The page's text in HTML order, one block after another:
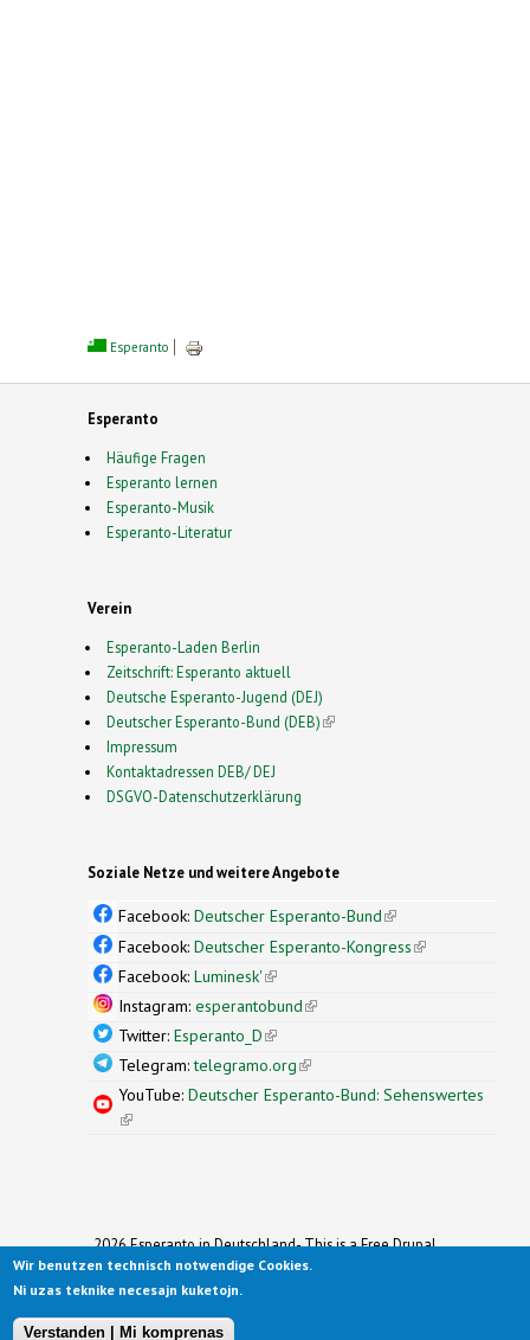
Esperanto
Esperanto
Häufige Fragen
Esperanto lernen
Esperanto-Musik
Esperanto-Literatur
Verein
Esperanto-Laden Berlin
Zeitschrift: Esperanto aktuell
Deutsche Esperanto-Jugend (DEJ)
Deutscher Esperanto-Bund (DEB)(link is external)
Impressum
Kontaktadressen DEB/ DEJ
DSGVO-Datenschutzerklärung
Soziale Netze und weitere Angebote
Facebook: Deutscher Esperanto-Bund(link is
external)
Facebook: Deutscher Esperanto-Kongress(link is
Facebook: Luminesk'(link is external)
Instagram: esperantobund(link is external)
Twitter: Esperanto_D(link is external)
Telegram:telegramo.org(link is external)
YouTube: Deutscher Esperanto-Bund: Sehenswertes
(link is external)
2026 Esperanto in Deutschland- This is a Free Drupal
Theme
Ported to Drupal for the Open Source Community by
Original design by
Wir benutzen technisch notwendige Cookies.
Ni uzas teknike necesajn kuketojn.
Verstanden | Mi komprenas